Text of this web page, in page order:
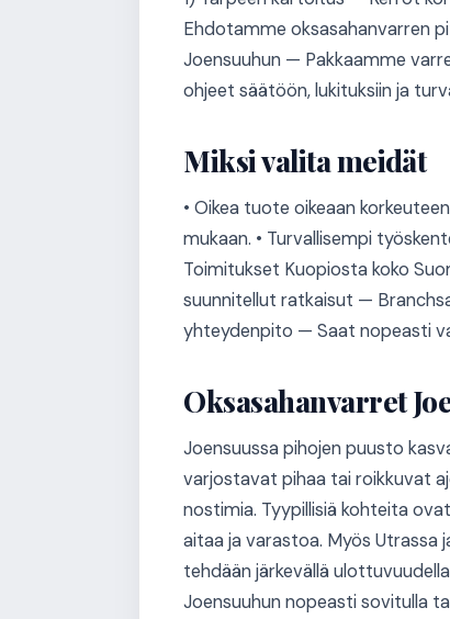
Ehdotamme oksasahanvarren
Joensuuhun — Pakkaamme
ohjeet säätöön, lukituksiin ja
Miksi valita meidät
• Oikea tuote oikeaan
mukaan. • Turvallisempi
Toimitukset Kuopiosta koko
suunnitellut ratkaisut —
yhteydenpito — Saat nopeasti
Oksasahanvarret
Joensuussa pihojen puusto
varjostavat pihaa tai roikkuvat
nostimia. Tyypillisiä kohteita
aitaa ja varastoa. Myös Utrassa
tehdään järkevällä
Joensuuhun nopeasti sovitulla